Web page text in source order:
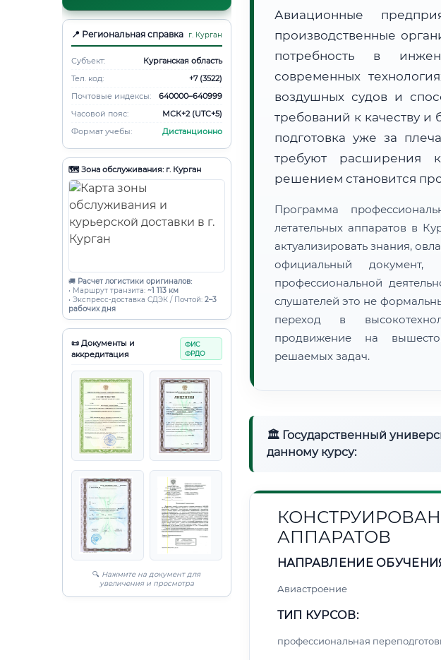
📍 Региональная справка г. Курган
Субъект:
Курганская область
Тел. код:
+7 (3522)
Почтовые индексы:
640000–640999
Часовой пояс:
МСК+2 (UTC+5)
Формат учебы:
Дистанционно
🗺️ Зона обслуживания: г. Курган
🚚 Расчет логистики оригиналов:
• Маршрут транзита: ~1 113 км
• Экспресс-доставка СДЭК / Почтой: 2–3
рабочих дня
📜 Документы и
аккредитация
ФИС
ФРДО
🔍 Нажмите на документ для
увеличения и просмотра
Авиационные
производственные
потребность в
современных
воздушных судов и
требований к качеству и
подготовка уже за
требуют расширения
решением становится
Программа
летательных аппаратов в
актуализировать знания,
официальный документ,
профессиональной
слушателей это не
переход в
продвижение на
решаемых задач.
🏛 Государственный
данному курсу:
АППАРАТОВ
НАПРАВЛЕНИЕ
Авиастроение
ТИП КУРСОВ:
профессиональная